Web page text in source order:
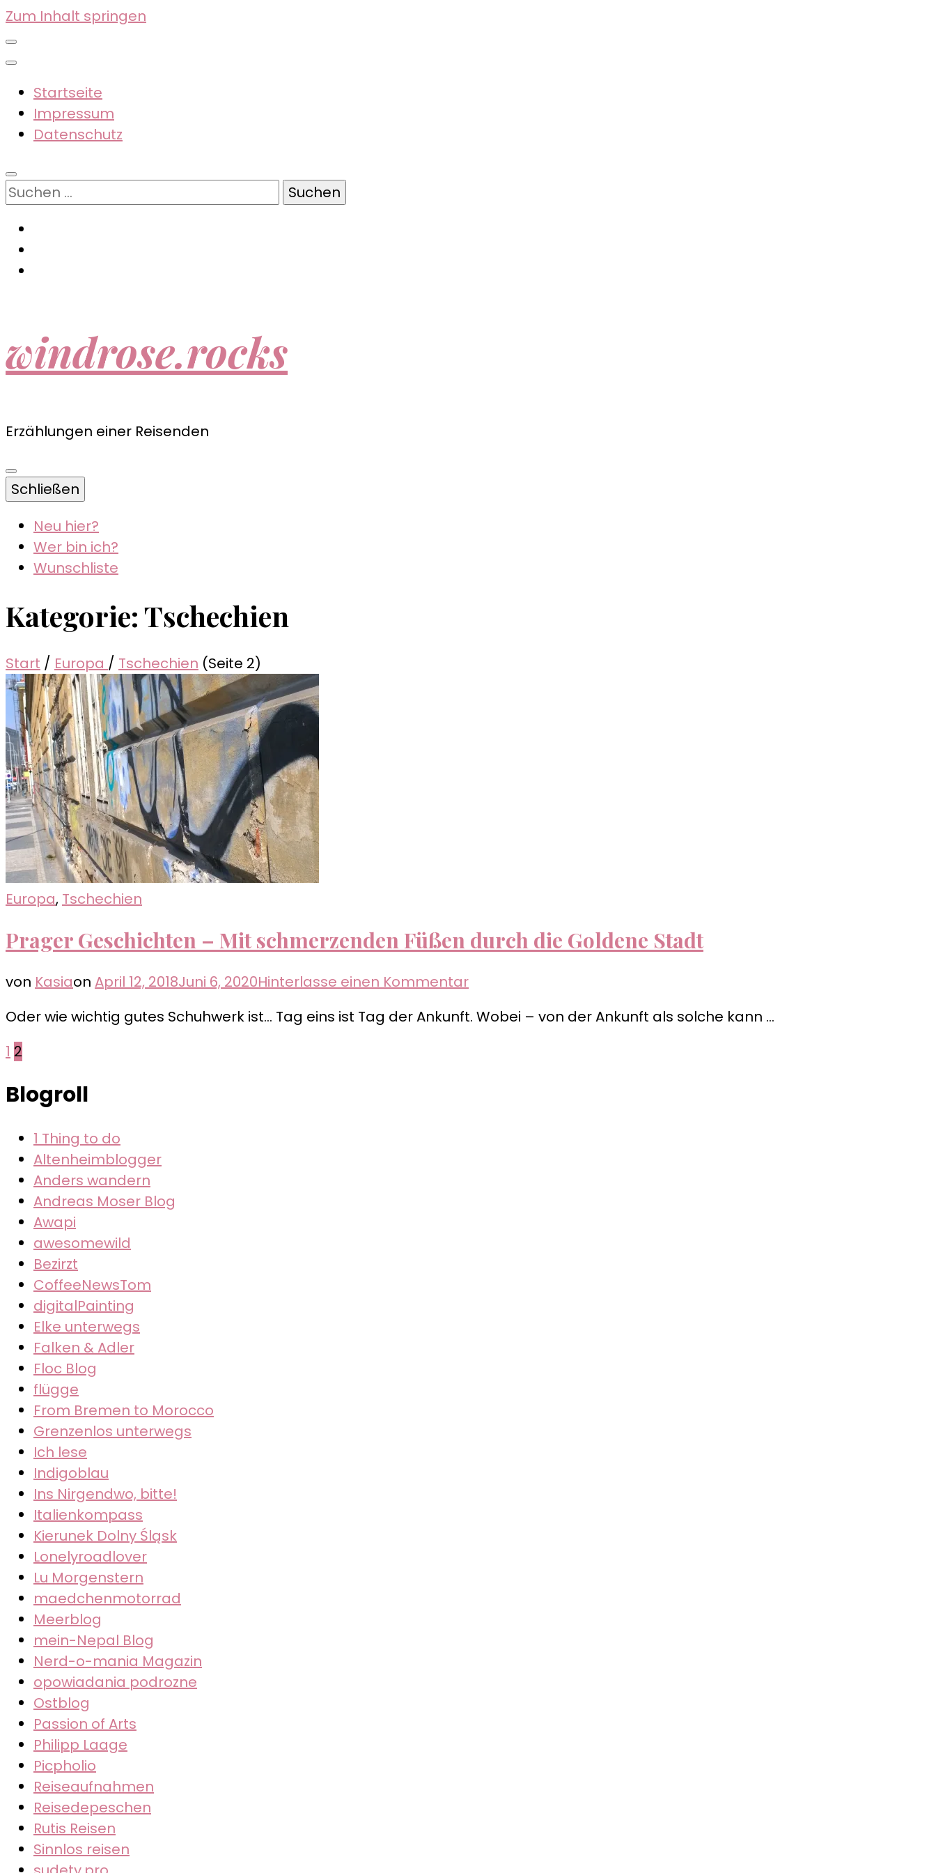
Zum Inhalt springen
Startseite
Impressum
Datenschutz
Suchen
nach:
windrose.rocks
Erzählungen einer Reisenden
Schließen
Neu hier?
Wer bin ich?
Wunschliste
Kategorie:Tschechien
Start / Europa / Tschechien (Seite 2)
Europa, Tschechien
Prager Geschichten – Mit schmerzenden Füßen durch die Goldene Stadt
von Kasiaon April 12, 2018Juni 6, 2020Hinterlasse einen Kommentarzu
Geschichten
Oder wie wichtig gutes Schuhwerk ist… Tag eins ist Tag der Ankunft. Wobei – von der Ankunft als solche kann …
Seitennummerierung
der
Seite
1 Seite
2
Blogroll
1 Thing to do
Altenheimblogger
Anders wandern
Andreas Moser Blog
Awapi
awesomewild
Bezirzt
CoffeeNewsTom
digitalPainting
Elke unterwegs
Falken & Adler
Floc Blog
flügge
From Bremen to Morocco
Grenzenlos unterwegs
Ich lese
Indigoblau
Ins Nirgendwo, bitte!
Italienkompass
Kierunek Dolny Śląsk
Lonelyroadlover
Lu Morgenstern
maedchenmotorrad
Meerblog
mein-Nepal Blog
Nerd-o-mania Magazin
opowiadania podrozne
Ostblog
Passion of Arts
Philipp Laage
Picpholio
Reiseaufnahmen
Reisedepeschen
Rutis Reisen
Sinnlos reisen